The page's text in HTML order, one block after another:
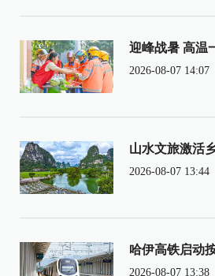
迎峰战暑 高温
2026-08-07 14:07
山水文旅激活
2026-08-07 13:44
哈伊高铁启动
2026-08-07 13:38